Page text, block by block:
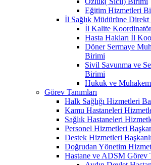
Eğitim Hizmetleri
İl Sağlık Müdürüne
İl Kalite
Hasta Hakları İl
Döner Sermaye
Birimi
Sivil Savunma ve
Birimi
Hukuk ve
Görev Tanımları
Halk Sağlığı Hizmetleri
Kamu Hastaneleri
Sağlık Hastaneleri
Personel Hizmetleri
Destek Hizmetleri
Doğrudan Yönetim
Hastane ve ADSM Görev